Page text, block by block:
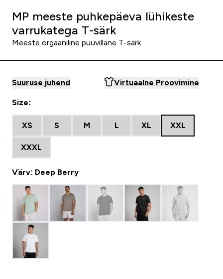
MP meeste puhkepäeva lühikeste
varrukatega T-särk
Meeste orgaaniline puuvillane T-särk
Suuruse juhend Virtuaalne Proovimine
Size:
XS S M L XL XXL
XXXL
Värv: Deep Berry